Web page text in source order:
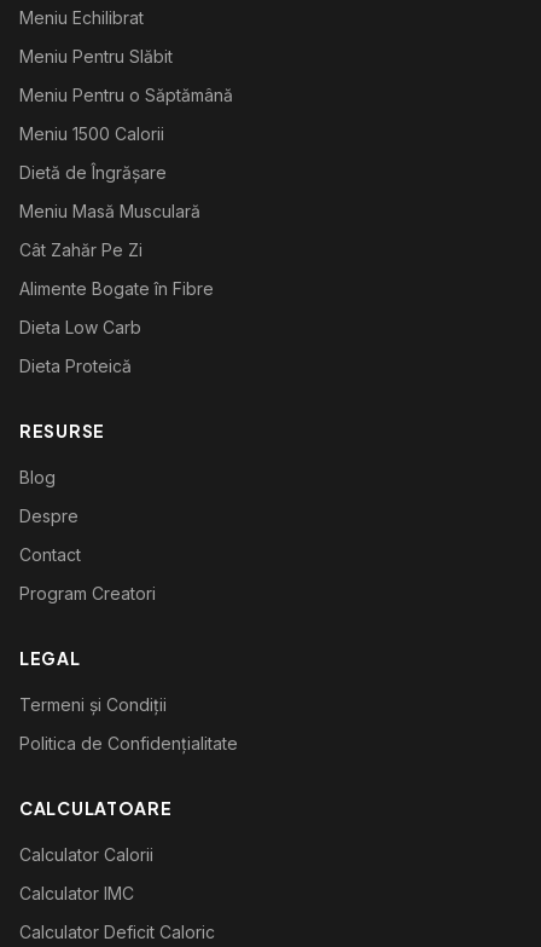
Meniu Echilibrat
Meniu Pentru Slăbit
Meniu Pentru o Săptămână
Meniu 1500 Calorii
Dietă de Îngrășare
Meniu Masă Musculară
Cât Zahăr Pe Zi
Alimente Bogate în Fibre
Dieta Low Carb
Dieta Proteică
RESURSE
Blog
Despre
Contact
Program Creatori
LEGAL
Termeni și Condiții
Politica de Confidențialitate
CALCULATOARE
Calculator Calorii
Calculator IMC
Calculator Deficit Caloric